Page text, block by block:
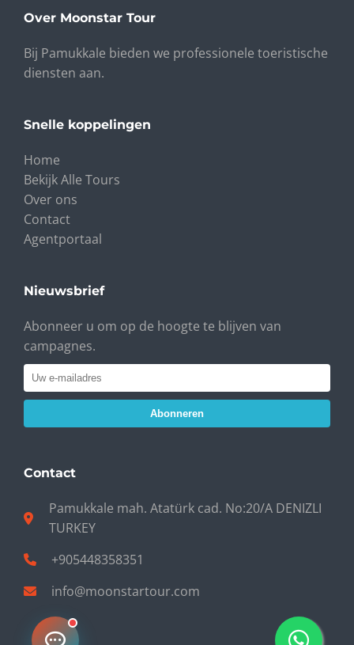
Over Moonstar Tour
Bij Pamukkale bieden we professionele toeristische
diensten aan.
Snelle koppelingen
Home
Bekijk Alle Tours
Over ons
Contact
Agentportaal
Nieuwsbrief
Abonneer u om op de hoogte te blijven van
campagnes.
Abonneren
Contact
Pamukkale mah. Atatürk cad. No:20/A DENIZLI
TURKEY
+905448358351
info@moonstartour.com